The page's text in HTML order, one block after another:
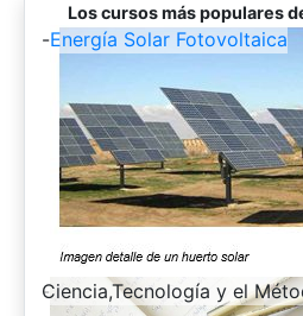
Los cursos más populares
-Energía Solar Fotovoltaica
-
Ciencia,Tecnología y el